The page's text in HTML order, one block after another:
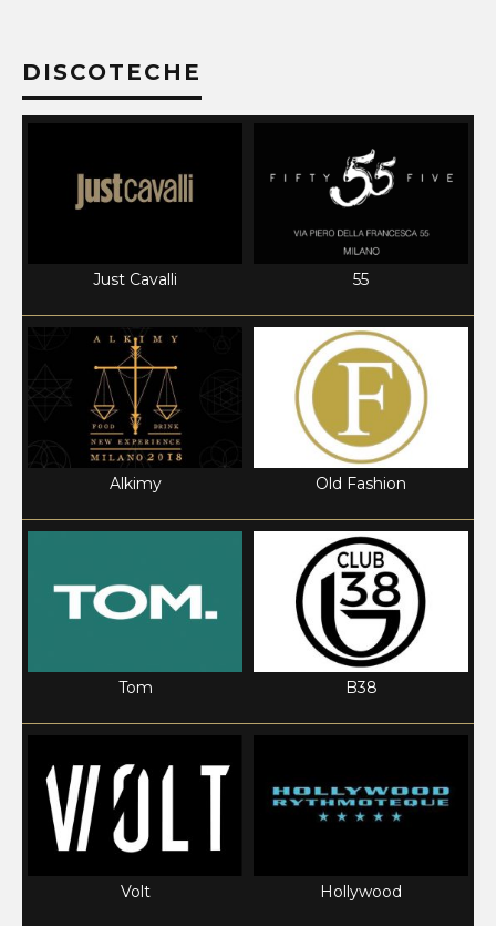
DISCOTECHE
Just Cavalli 55
Alkimy Old Fashion
Tom B38
Volt Hollywood